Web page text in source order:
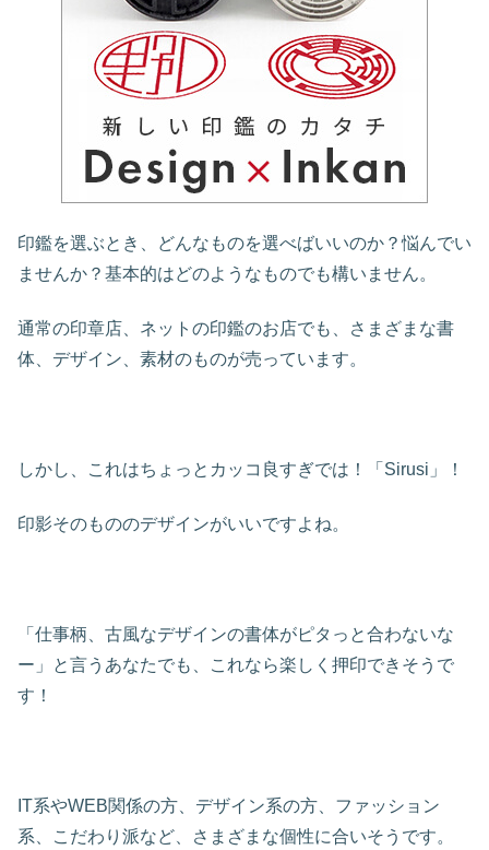
印鑑を選ぶとき、どんなものを選べばいいのか？悩んでい
ませんか？基本的はどのようなものでも構いません。
通常の印章店、ネットの印鑑のお店でも、さまざまな書
体、デザイン、素材のものが売っています。
しかし、これはちょっとカッコ良すぎでは！「Sirusi」！
印影そのもののデザインがいいですよね。
「仕事柄、古風なデザインの書体がピタっと合わないな
ー」と言うあなたでも、これなら楽しく押印できそうで
す！
IT系やWEB関係の方、デザイン系の方、ファッション
系、こだわり派など、さまざまな個性に合いそうです。